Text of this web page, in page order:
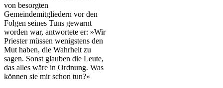
von besorgten
Gemeindemitgliedern vor den
Folgen seines Tuns gewarnt
worden war, antwortete er: »Wir
Priester müssen wenigstens den
Mut haben, die Wahrheit zu
sagen. Sonst glauben die Leute,
das alles wäre in Ordnung. Was
können sie mir schon tun?«